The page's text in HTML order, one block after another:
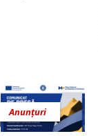
Anunțuri